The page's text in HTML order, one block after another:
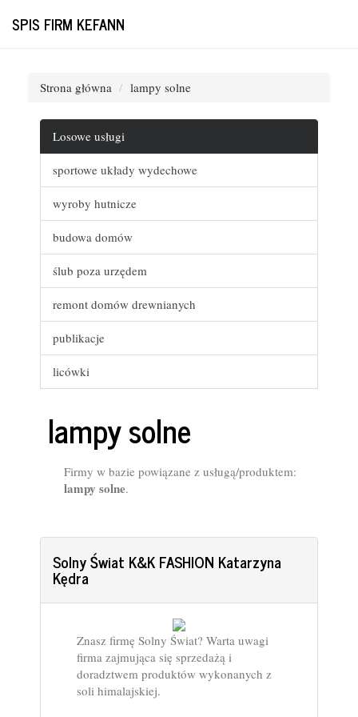
SPIS FIRM KEFANN
Strona główna lampy solne
Losowe usługi
sportowe układy wydechowe
wyroby hutnicze
budowa domów
ślub poza urzędem
remont domów drewnianych
publikacje
licówki
lampy solne
Firmy w bazie powiązane z usługą/produktem:
lampy solne.
Solny Świat K&K FASHION Katarzyna
Kędra
Znasz firmę Solny Świat? Warta uwagi
firma zajmująca się sprzedażą i
doradztwem produktów wykonanych z
soli himalajskiej.